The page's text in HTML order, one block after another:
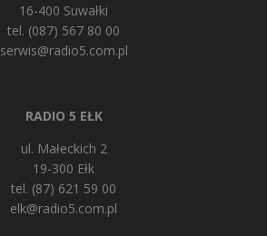
16-400 Suwałki
tel. (087) 567 80 00
serwis@radio5.com.pl
RADIO 5 EŁK
ul. Małeckich 2
19-300 Ełk
tel. (87) 621 59 00
elk@radio5.com.pl